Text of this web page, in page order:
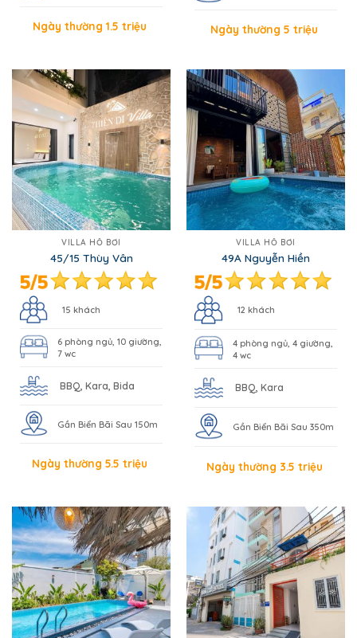
Ngày thường 1.5 triệu Ngày thường 5 triệu
VILLA HỒ BƠI
45/15 Thùy Vân
15 khách
6 phòng ngủ, 10 giường,
7 wc
BBQ, Kara, Bida
Gần Biển Bãi Sau 150m
Ngày thường 5.5 triệu
VILLA HỒ BƠI
49A Nguyễn Hiền
12 khách
4 phòng ngủ, 4 giường,
4 wc
BBQ, Kara
Gần Biển Bãi Sau 350m
Ngày thường 3.5 triệu